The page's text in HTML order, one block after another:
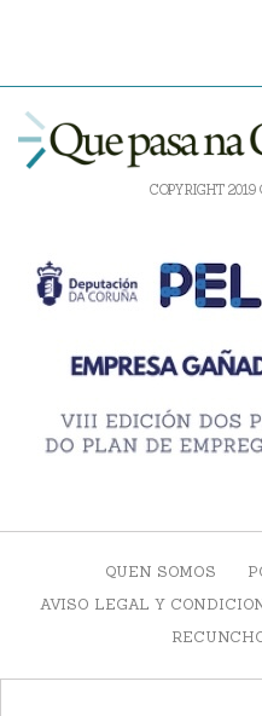
COPYRIGHT 2019
QUEN SOMOS
AVISO LEGAL Y